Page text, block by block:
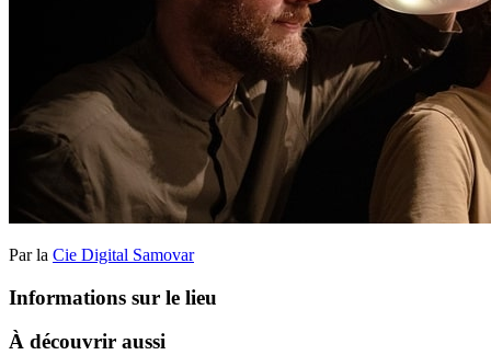
Par la Cie Digital Samovar
Informations sur le lieu
À découvrir aussi